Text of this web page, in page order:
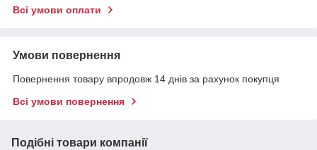
Всі умови оплати
Умови повернення
Повернення товару впродовж 14 днів за рахунок покупця
Всі умови повернення
Подібні товари компанії